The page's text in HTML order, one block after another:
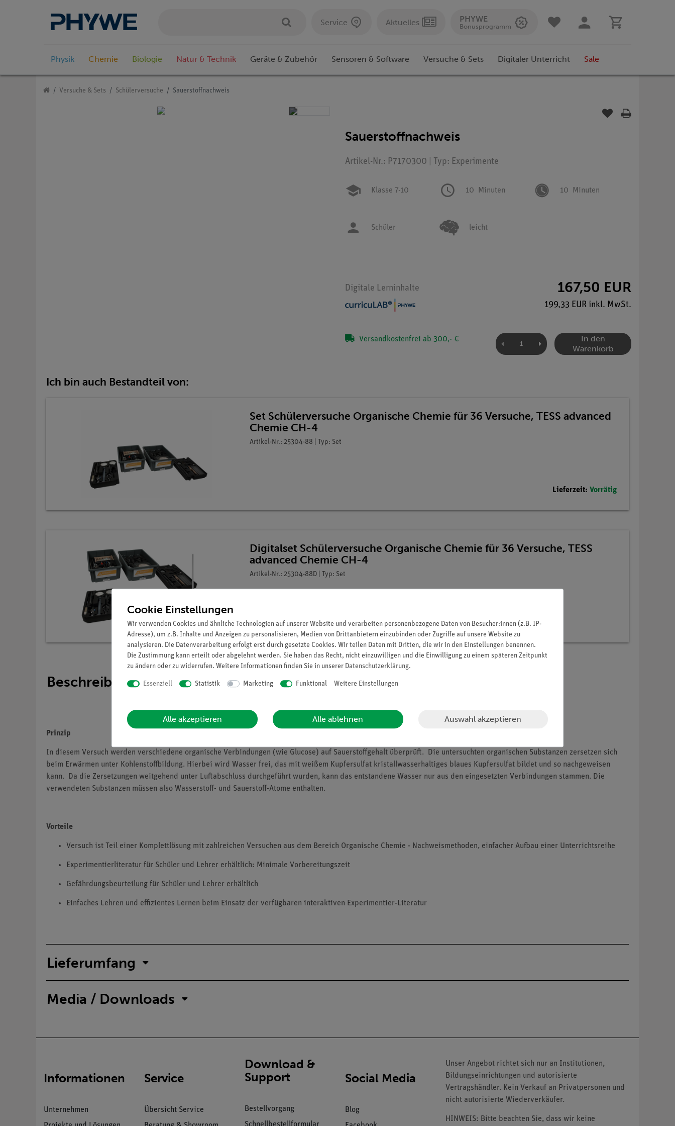
Service Aktuelles PHYWE
Bonusprogramm
Physik Chemie Biologie Natur & Technik Geräte & Zubehör Sensoren & Software Versuche & Sets Digitaler Unterricht Sale
Versuche & Sets Schülerversuche Sauerstoffnachweis
Sauerstoffnachweis
Artikel-Nr.: P7170300 | Typ: Experimente
Klasse 7-10 10 Minuten 10 Minuten
Schüler leicht
Digitale Lerninhalte 167,50 EUR
199,33 EUR inkl. MwSt.
Versandkostenfrei ab 300,- €
In den
Warenkorb
Ich bin auch Bestandteil von:
Set Schülerversuche Organische Chemie für 36 Versuche, TESS advanced
Chemie CH-4
Artikel-Nr.: 25304-88 | Typ: Set
Lieferzeit: Vorrätig
Digitalset Schülerversuche Organische Chemie für 36 Versuche, TESS
advanced Chemie CH-4
Artikel-Nr.: 25304-88D | Typ: Set
Beschreibung
Prinzip
In diesem Versuch werden verschiedene organische Verbindungen (wie Glucose) auf Sauerstoffgehalt überprüft. Die untersuchten organischen Substanzen zersetzen sich
beim Erwärmen unter Kohlenstoffbildung. Hierbei wird Wasser frei, das mit weißem Kupfersulfat kristallwasserhaltiges blaues Kupfersulfat bildet und so nachgeweisen
kann. Da die Zersetzungen weitgehend unter Luftabschluss durchgeführt wurden, kann das entstandene Wasser nur aus den eingesetzten Verbindungen stammen. Die
verwendeten Substanzen müssen also Wasserstoff- und Sauerstoff-Atome enthalten.
Vorteile
Versuch ist Teil einer Komplettlösung mit zahlreichen Versuchen aus dem Bereich Organische Chemie - Nachweismethoden, einfacher Aufbau einer Unterrichtsreihe
Experimentierliteratur für Schüler und Lehrer erhältlich: Minimale Vorbereitungszeit
Gefährdungsbeurteilung für Schüler und Lehrer erhältlich
Einfaches Lehren und effizientes Lernen beim Einsatz der verfügbaren interaktiven Experimentier-Literatur
Lieferumfang
Media / Downloads
Informationen
Unternehmen
Service
Übersicht Service
Download &
Support
Bestellvorgang
Social Media
Blog
Unser Angebot richtet sich nur an Institutionen,
Bildungseinrichtungen und autorisierte
Vertragshändler. Kein Verkauf an Privatpersonen und
nicht autorisierte Wiederverkäufer.
HINWEIS: Bitte beachten Sie, dass wir keine
Cookie Einstellungen
Wir verwenden Cookies und ähnliche Technologien auf unserer Website und verarbeiten personenbezogene Daten von Besucher:innen (z.B. IP-
Adresse), um z.B. Inhalte und Anzeigen zu personalisieren, Medien von Drittanbietern einzubinden oder Zugriffe auf unsere Website zu
analysieren. Die Datenverarbeitung erfolgt erst durch gesetzte Cookies. Wir teilen Daten mit Dritten, die wir in den Einstellungen benennen.
Die Zustimmung kann erteilt oder abgelehnt werden. Sie haben das Recht, nicht einzuwilligen und die Einwilligung zu einem späteren Zeitpunkt
zu ändern oder zu widerrufen. Weitere Informationen finden Sie in unserer Daten­schutz­erklärung.
Essenziell Statistik Marketing Funktional Weitere Einstellungen
Alle akzeptieren Alle ablehnen Auswahl akzeptieren